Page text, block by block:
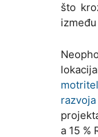
što
a 15 %